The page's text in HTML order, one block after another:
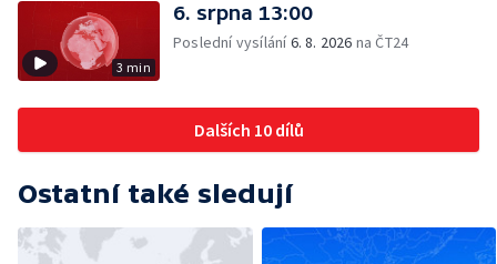
3 min
6. srpna 13:00
Poslední vysílání6. 8. 2026 na ČT24
Dalších 10 dílů
Ostatní také sledují